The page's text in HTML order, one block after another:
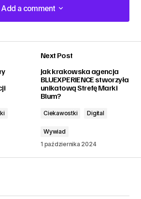
Add a comment
Add a comment
Next Post
Jak krakowska agencja
BLUEXPERIENCE stworzyła
unikatową Strefę Marki
Blum?
Ciekawostki Digital
Wywiad
1 października 2024